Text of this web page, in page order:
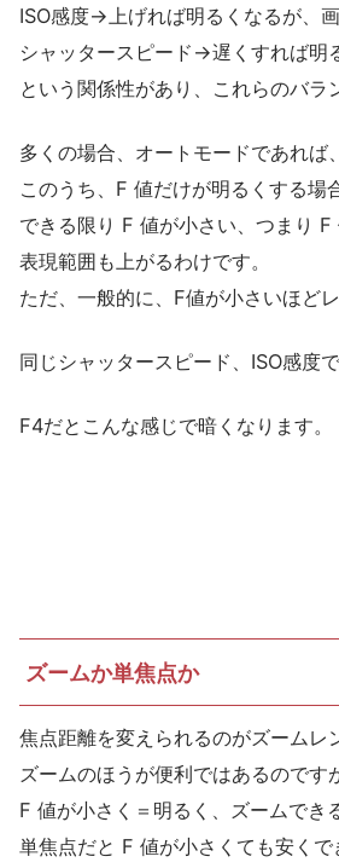
ISO感度→上げれば明るくなるが、
シャッタースピード→遅くすれば明
という関係性があり、これらのバラ
多くの場合、オートモードであれ
このうち、F 値だけが明るくする
できる限り F 値が小さい、つまり
表現範囲も上がるわけです。
ただ、一般的に、F値が小さいほど
同じシャッタースピード、ISO感度
F4だとこんな感じで暗くなります。
ズームか単焦点か
焦点距離を変えられるのがズーム
ズームのほうが便利ではあるので
F 値が小さく＝明るく、ズームでき
単焦点だと F 値が小さくても安く